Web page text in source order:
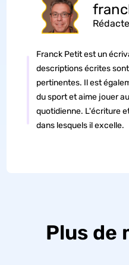
Franck Petit est un
descriptions écrites
pertinentes. Il est
du sport et aime jouer
quotidienne. L'écriture
dans lesquels il excelle.
Plus de